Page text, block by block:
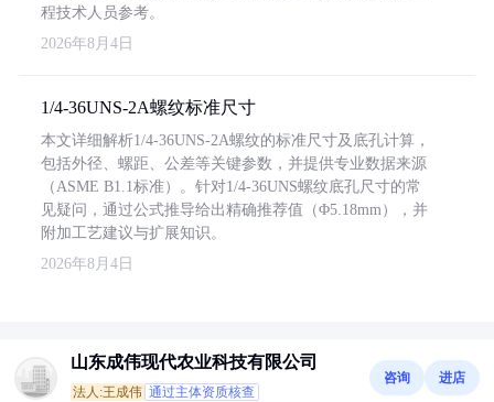
程技术人员参考。
2026年8月4日
1/4-36UNS-2A螺纹标准尺寸
本文详细解析1/4-36UNS-2A螺纹的标准尺寸及底孔计算，
包括外径、螺距、公差等关键参数，并提供专业数据来源
（ASME B1.1标准）。针对1/4-36UNS螺纹底孔尺寸的常
见疑问，通过公式推导给出精确推荐值（Φ5.18mm），并
附加工艺建议与扩展知识。
2026年8月4日
山东成伟现代农业科技有限公司
法人:王成伟 通过主体资质核查
咨询 进店